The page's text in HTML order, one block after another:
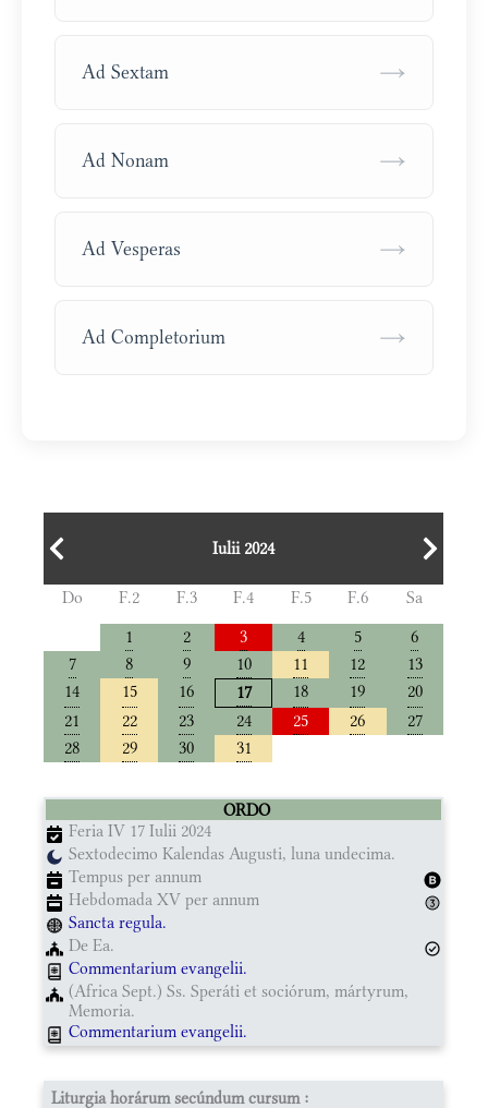
Ad Sextam →
Ad Nonam →
Ad Vesperas →
Ad Completorium →
Iulii 2024
Do F.2 F.3 F.4 F.5 F.6
Sa
1
2 3 4 5
6
7
8 9 10 11 12
13
14
15 16 17 18 19
20
21
22 23 24 25 26
27
28
29 30 31
ORDO
Feria IV 17 Iulii 2024
Sextodecimo Kalendas Augusti, luna undecima.
Tempus per annum
Hebdomada XV per annum
Sancta regula.
De Ea.
Commentarium evangelii.
(Africa Sept.) Ss. Speráti et sociórum, mártyrum,
Memoria.
Commentarium evangelii.
Liturgia horárum secúndum cursum :